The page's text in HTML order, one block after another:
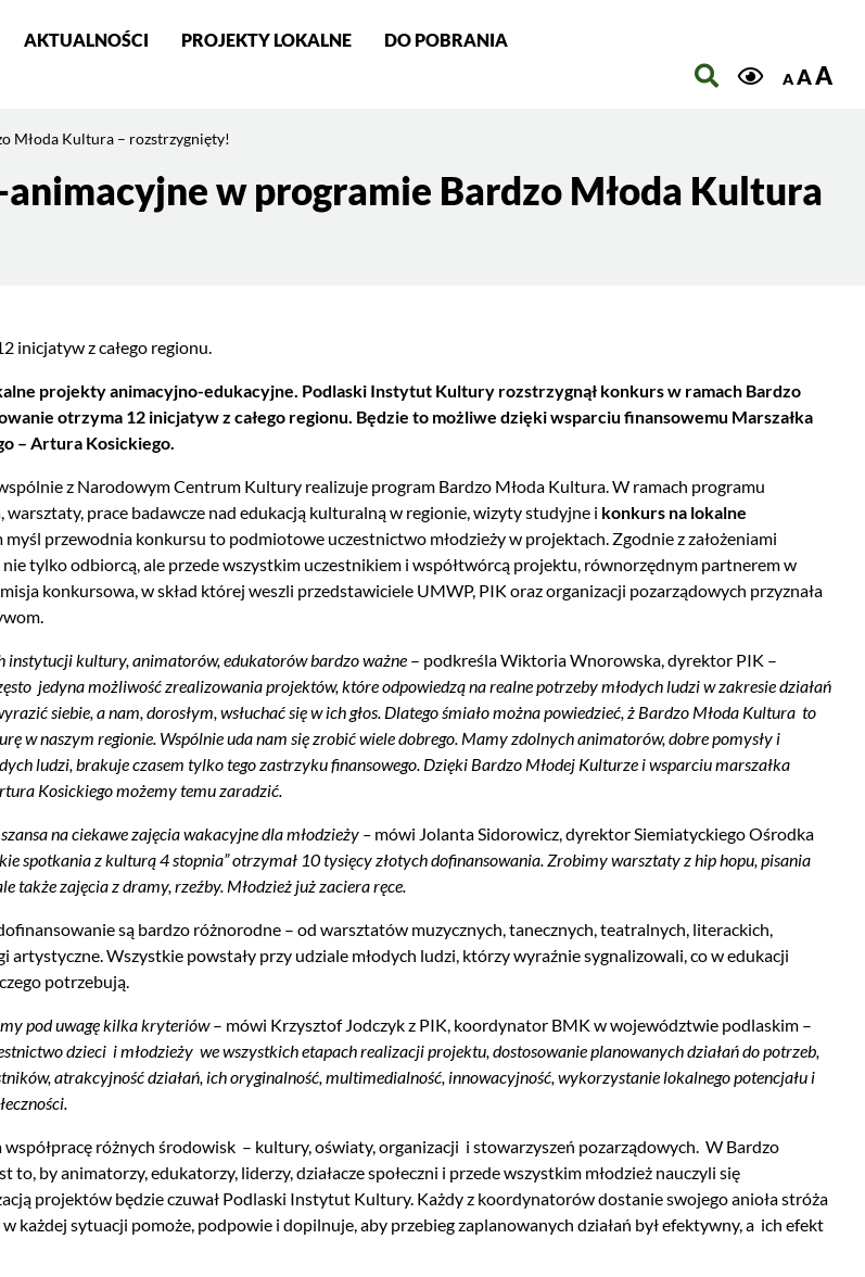
Szukaj
AKTUALNOŚCI PROJEKTY LOKALNE
DO POBRANIA
AAA
Młoda Kultura – rozstrzygnięty!
w programie Bardzo Młoda Kultura
inicjatyw z całego regionu.
projekty animacyjno-edukacyjne. Podlaski Instytut Kultury rozstrzygnął konkurs w ramach Bardzo
otrzyma 12 inicjatyw z całego regionu. Będzie to możliwe dzięki wsparciu finansowemu Marszałka
– Artura Kosickiego.
z Narodowym Centrum Kultury realizuje program Bardzo Młoda Kultura. W ramach programu
warsztaty, prace badawcze nad edukacją kulturalną w regionie, wizyty studyjne i konkurs na lokalne
myśl przewodnia konkursu to podmiotowe uczestnictwo młodzieży w projektach. Zgodnie z założeniami
nie tylko odbiorcą, ale przede wszystkim uczestnikiem i współtwórcą projektu, równorzędnym partnerem w
konkursowa, w skład której weszli przedstawiciele UMWP, PIK oraz organizacji pozarządowych przyznała
instytucji kultury, animatorów, edukatorów bardzo ważne – podkreśla Wiktoria Wnorowska, dyrektor PIK –
jedyna możliwość zrealizowania projektów, które odpowiedzą na realne potrzeby młodych ludzi w zakresie działań
siebie, a nam, dorosłym, wsłuchać się w ich głos. Dlatego śmiało można powiedzieć, ż Bardzo Młoda Kultura to
w naszym regionie. Wspólnie uda nam się zrobić wiele dobrego. Mamy zdolnych animatorów, dobre pomysły i
ludzi, brakuje czasem tylko tego zastrzyku finansowego. Dzięki Bardzo Młodej Kulturze i wsparciu marszałka
Kosickiego możemy temu zaradzić.
na ciekawe zajęcia wakacyjne dla młodzieży – mówi Jolanta Sidorowicz, dyrektor Siemiatyckiego Ośrodka
spotkania z kulturą 4 stopnia” otrzymał 10 tysięcy złotych dofinansowania. Zrobimy warsztaty z hip hopu, pisania
także zajęcia z dramy, rzeźby. Młodzież już zaciera ręce.
są bardzo różnorodne – od warsztatów muzycznych, tanecznych, teatralnych, literackich,
artystyczne. Wszystkie powstały przy udziale młodych ludzi, którzy wyraźnie sygnalizowali, co w edukacji
potrzebują.
pod uwagę kilka kryteriów– mówi Krzysztof Jodczyk z PIK, koordynator BMK w województwie podlaskim –
dzieci i młodzieży we wszystkich etapach realizacji projektu, dostosowanie planowanych działań do potrzeb,
atrakcyjność działań, ich oryginalność, multimedialność, innowacyjność, wykorzystanie lokalnego potencjału i
współpracę różnych środowisk – kultury, oświaty, organizacji i stowarzyszeń pozarządowych. W Bardzo
to, by animatorzy, edukatorzy, liderzy, działacze społeczni i przede wszystkim młodzież nauczyli się
projektów będzie czuwał Podlaski Instytut Kultury. Każdy z koordynatorów dostanie swojego anioła stróża
każdej sytuacji pomoże, podpowie i dopilnuje, aby przebieg zaplanowanych działań był efektywny, a ich efekt